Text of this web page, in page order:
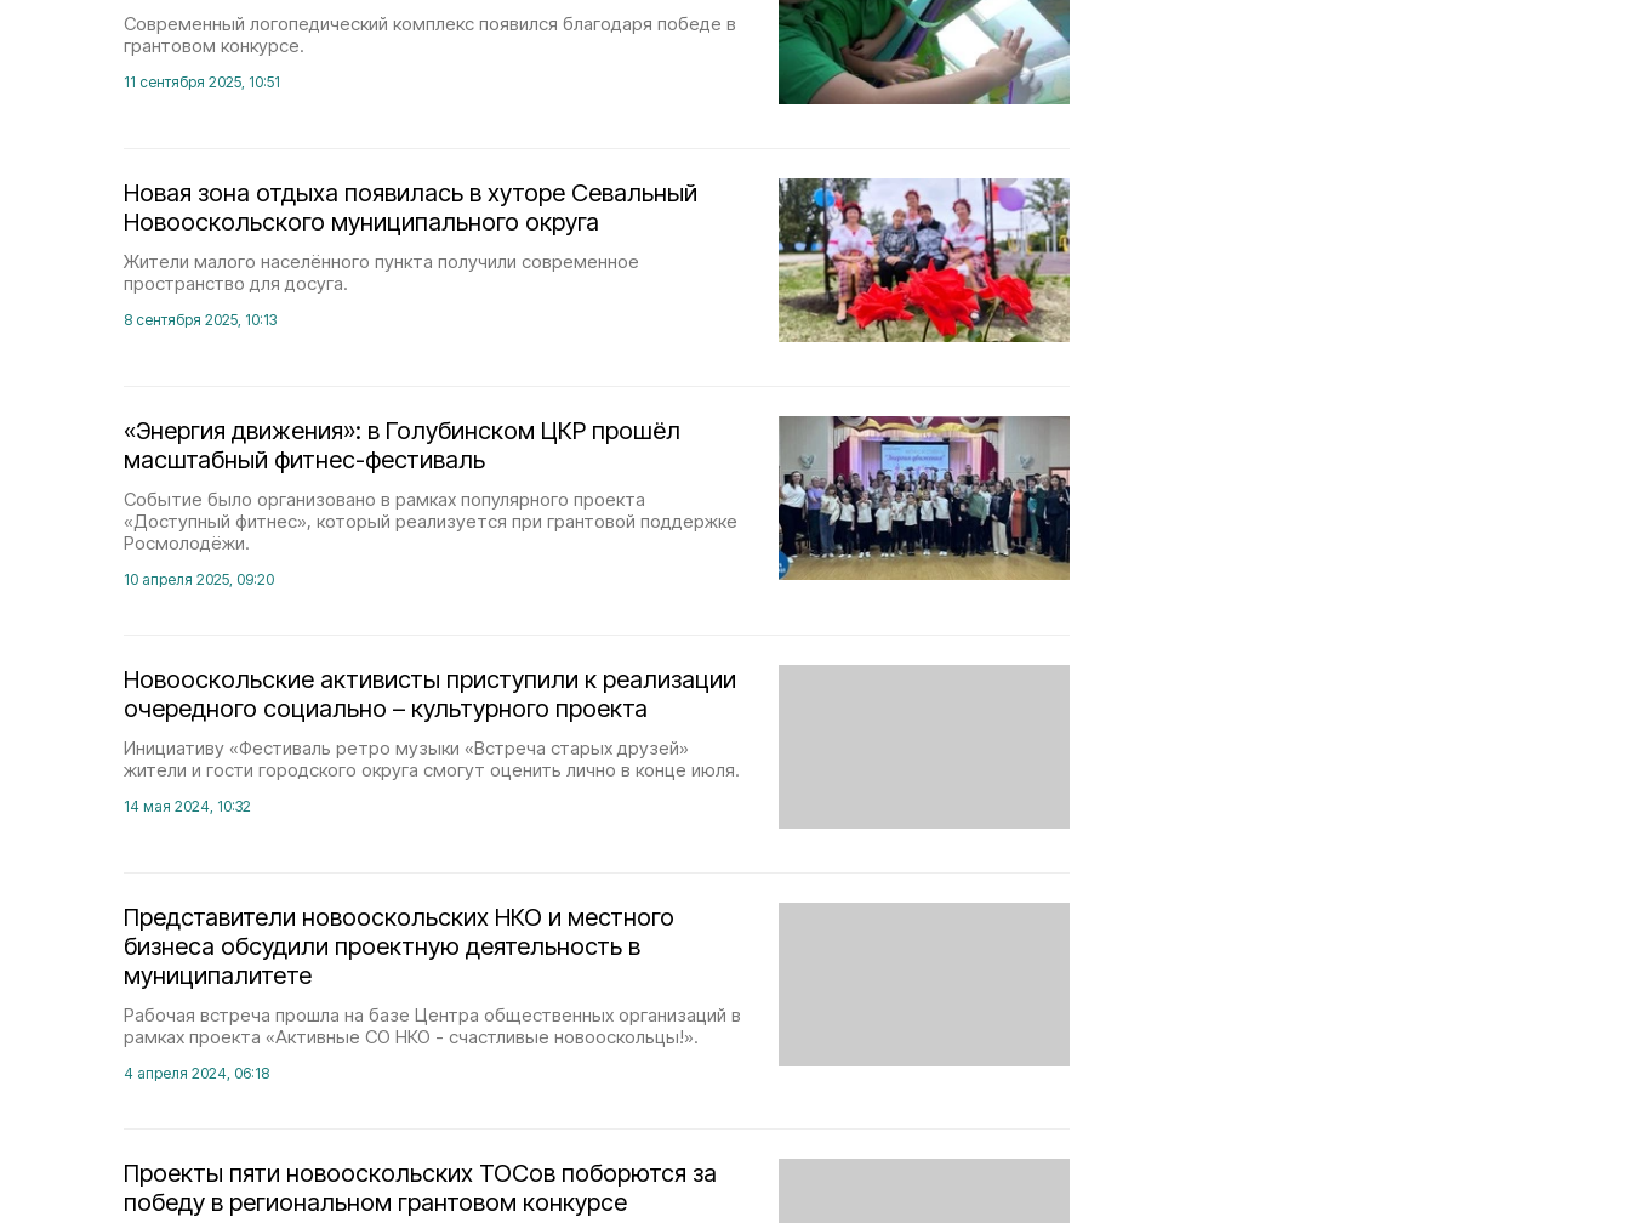
Современный логопедический комплекс появился благодаря победе в
грантовом конкурсе.
11 сентября 2025, 10:51
Новая зона отдыха появилась в хуторе Севальный
Новооскольского муниципального округа
Жители малого населённого пункта получили современное
пространство для досуга.
8 сентября 2025, 10:13
«Энергия движения»: в Голубинском ЦКР прошёл
масштабный фитнес-фестиваль
Событие было организовано в рамках популярного проекта
«Доступный фитнес», который реализуется при грантовой поддержке
Росмолодёжи.
10 апреля 2025, 09:20
Новооскольские активисты приступили к реализации
очередного социально – культурного проекта
Инициативу «Фестиваль ретро музыки «Встреча старых друзей»
жители и гости городского округа смогут оценить лично в конце июля.
14 мая 2024, 10:32
Представители новооскольских НКО и местного
бизнеса обсудили проектную деятельность в
муниципалитете
Рабочая встреча прошла на базе Центра общественных организаций в
рамках проекта «Активные СО НКО - счастливые новооскольцы!».
4 апреля 2024, 06:18
Проекты пяти новооскольских ТОСов поборются за
победу в региональном грантовом конкурсе